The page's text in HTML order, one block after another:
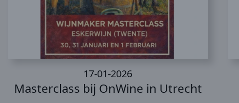
17-01-2026
Masterclass bij OnWine in Utrecht